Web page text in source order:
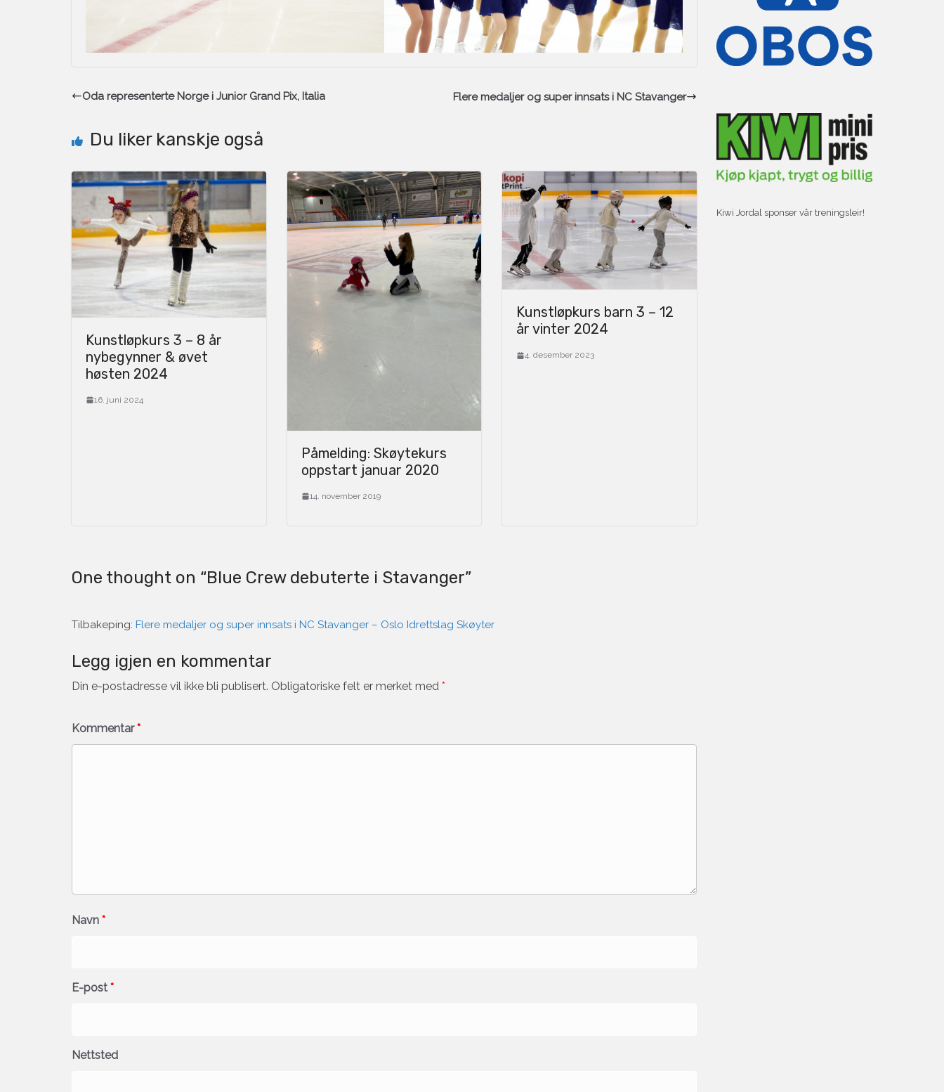
Oda representerte Norge i Junior Grand Pix, Italia Flere medaljer og super innsats i NC Stavanger
Du liker kanskje også
Kunstløpkurs 3 – 8 år
nybegynner & øvet
høsten 2024
16. juni 2024
Påmelding: Skøytekurs
oppstart januar 2020
14. november 2019
Kunstløpkurs barn 3 – 12
år vinter 2024
4. desember 2023
One thought on “Blue Crew debuterte i Stavanger”
Tilbakeping: Flere medaljer og super innsats i NC Stavanger – Oslo Idrettslag Skøyter
Legg igjen en kommentar
Din e-postadresse vil ikke bli publisert. Obligatoriske felt er merket med *
Kommentar*
Navn *
E-post *
Nettsted
Kiwi Jordal sponser vår treningsleir!